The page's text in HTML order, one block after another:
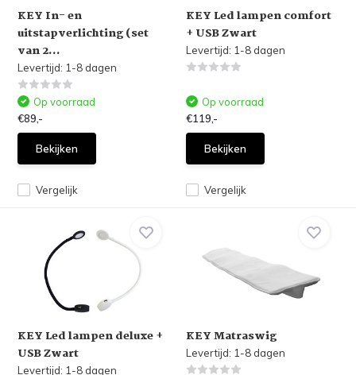
KEY In- en
uitstapverlichting (set
van 2...
Levertijd: 1-8 dagen
Vergelijk
Op voorraad
€89,-
Bekijken
KEY Led lampen comfort
+ USB Zwart
Levertijd: 1-8 dagen
Vergelijk
Op voorraad
€119,-
Bekijken
KEY Led lampen deluxe +
USB Zwart
Levertijd: 1-8 dagen
KEY Matraswig
Levertijd: 1-8 dagen